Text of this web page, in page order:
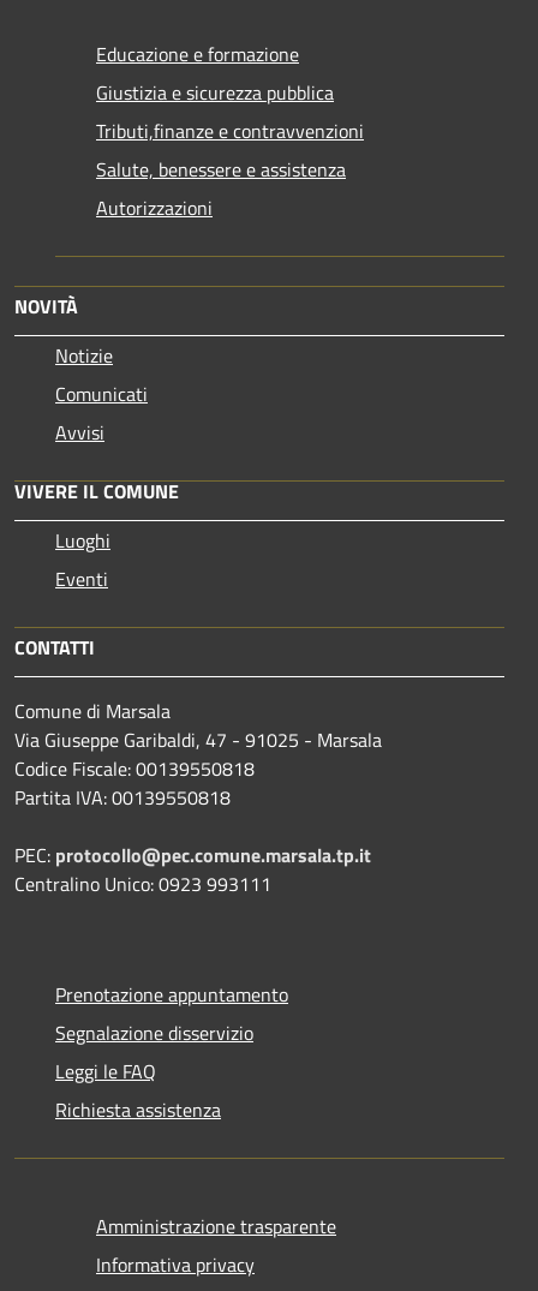
Educazione e formazione
Giustizia e sicurezza pubblica
Tributi,finanze e contravvenzioni
Salute, benessere e assistenza
Autorizzazioni
NOVITÀ
Notizie
Comunicati
Avvisi
VIVERE IL COMUNE
Luoghi
Eventi
CONTATTI
Comune di Marsala
Via Giuseppe Garibaldi, 47 - 91025 - Marsala
Codice Fiscale: 00139550818
Partita IVA: 00139550818
PEC: protocollo@pec.comune.marsala.tp.it
Centralino Unico: 0923 993111
Prenotazione appuntamento
Segnalazione disservizio
Leggi le FAQ
Richiesta assistenza
Amministrazione trasparente
Informativa privacy